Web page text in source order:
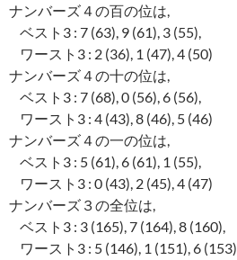
ナンバーズ４の百の位は,
ベスト3 : 7 (63), 9 (61), 3 (55),
ワースト3 : 2 (36), 1 (47), 4 (50)
ナンバーズ４の十の位は,
ベスト3 : 7 (68), 0 (56), 6 (56),
ワースト3 : 4 (43), 8 (46), 5 (46)
ナンバーズ４の一の位は,
ベスト3 : 5 (61), 6 (61), 1 (55),
ワースト3 : 0 (43), 2 (45), 4 (47)
ナンバーズ３の全位は,
ベスト3 : 3 (165), 7 (164), 8 (160),
ワースト3 : 5 (146), 1 (151), 6 (153)